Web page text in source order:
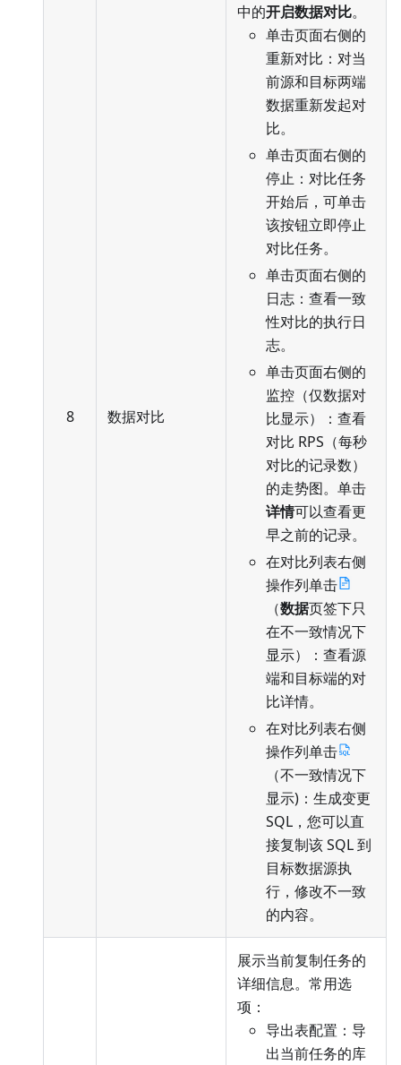
8 数据对比
中的开启数据对比。
单击页面右侧的
重新对比：对当
前源和目标两端
数据重新发起对
比。
单击页面右侧的
停止：对比任务
开始后，可单击
该按钮立即停止
对比任务。
单击页面右侧的
日志：查看一致
性对比的执行日
志。
单击页面右侧的
监控（仅数据对
比显示）：查看
对比 RPS（每秒
对比的记录数）
的走势图。单击
详情可以查看更
早之前的记录。
在对比列表右侧
操作列单击
（数据页签下只
在不一致情况下
显示）：查看源
端和目标端的对
比详情。
在对比列表右侧
操作列单击
（不一致情况下
显示)：生成变更
SQL，您可以直
接复制该 SQL 到
目标数据源执
行，修改不一致
的内容。
展示当前复制任务的
详细信息。常用选
项：
导出表配置：导
出当前任务的库